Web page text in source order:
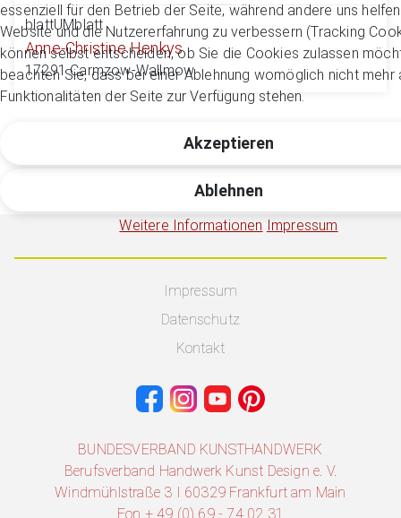
blattUMblatt
Anne-Christine Henkys
17291 Carmzow-Wallmow
Impressum
Datenschutz
Kontakt
BUNDESVERBAND KUNSTHANDWERK
Berufsverband Handwerk Kunst Design e. V.
Windmühlstraße 3 I 60329 Frankfurt am Main
Fon + 49 (0) 69 - 74 02 31
essenziell für den Betrieb der Seite, während andere uns
Website und die Nutzererfahrung zu verbessern (Tracking
können selbst entscheiden, ob Sie die Cookies zulassen
beachten Sie, dass bei einer Ablehnung womöglich nicht mehr
Funktionalitäten der Seite zur Verfügung stehen.
Akzeptieren
Ablehnen
Weitere Informationen Impressum